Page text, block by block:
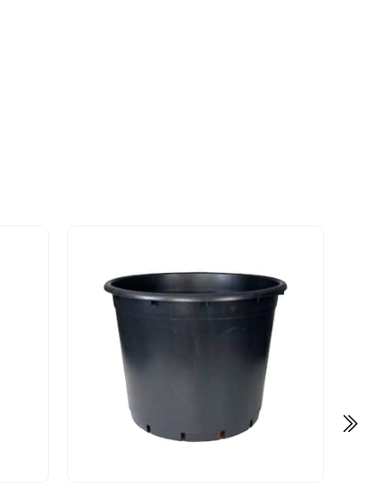
45,00